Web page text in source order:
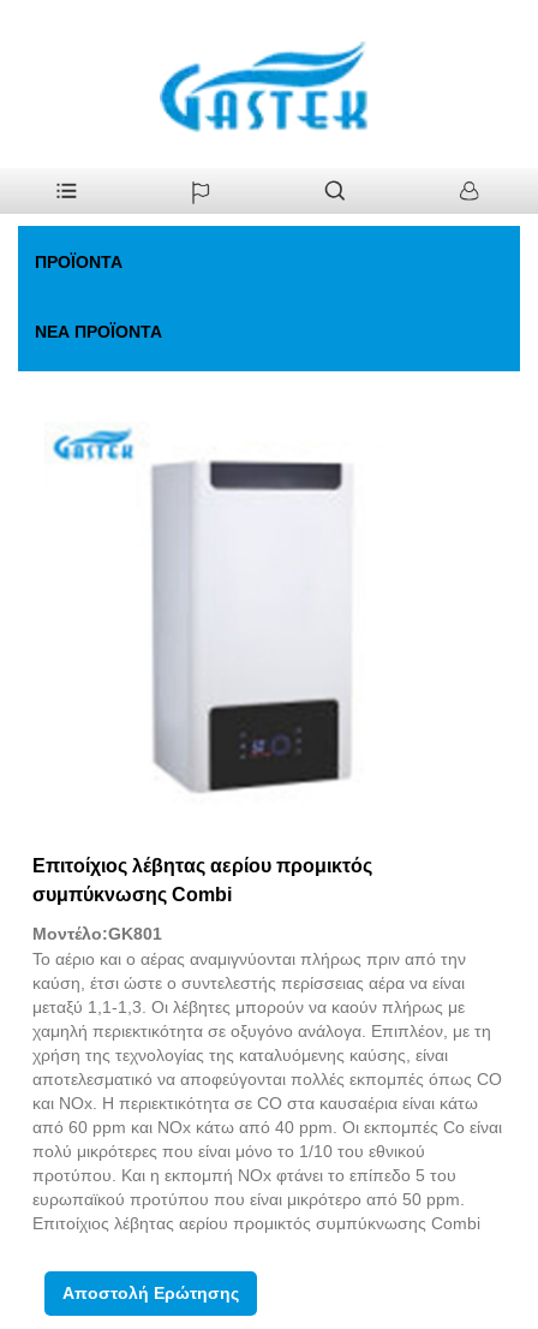
ΚΑΤΑΛΟΓΟΣ ΚΑΤΑΛΟΓΗΣ
ΚΑΤΑΡΤΙΣΗΣ ΗΛΕΚΤΡΙΚΗ. Θερμοσίφωνας
ΠΡΟΪΌΝΤΑ
ΝΈΑ ΠΡΟΪΌΝΤΑ
Επιτοίχιος λέβητας αερίου προμικτός
συμπύκνωσης Combi
Μοντέλο:GK801
Το αέριο και ο αέρας αναμιγνύονται πλήρως πριν από την
καύση, έτσι ώστε ο συντελεστής περίσσειας αέρα να είναι
μεταξύ 1,1-1,3. Οι λέβητες μπορούν να καούν πλήρως με
χαμηλή περιεκτικότητα σε οξυγόνο ανάλογα. Επιπλέον, με τη
χρήση της τεχνολογίας της καταλυόμενης καύσης, είναι
αποτελεσματικό να αποφεύγονται πολλές εκπομπές όπως CO
και NOx. Η περιεκτικότητα σε CO στα καυσαέρια είναι κάτω
από 60 ppm και NOx κάτω από 40 ppm. Οι εκπομπές Co είναι
πολύ μικρότερες που είναι μόνο το 1/10 του εθνικού
προτύπου. Και η εκπομπή NOx φτάνει το επίπεδο 5 του
ευρωπαϊκού προτύπου που είναι μικρότερο από 50 ppm.
Επιτοίχιος λέβητας αερίου προμικτός συμπύκνωσης Combi
Αποστολή Ερώτησης